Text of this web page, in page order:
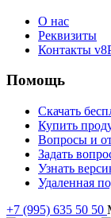
О нас
Реквизиты
Контакты
Помощь
Скачать
Купить
Вопросы и
Задать
Узнать
Удаленная
+7 (995) 635 50 50